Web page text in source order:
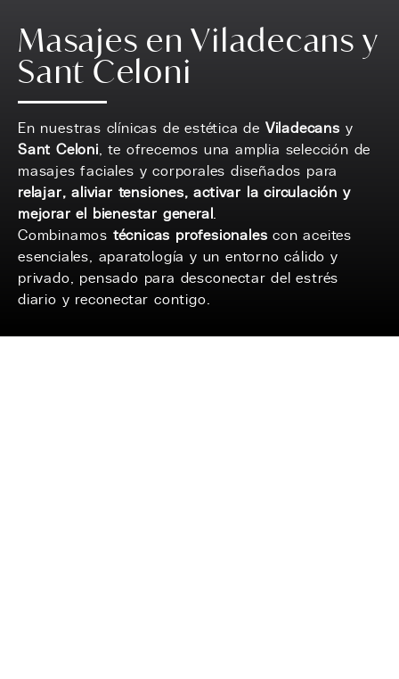
Masajes en Viladecans y
Sant Celoni
En nuestras clínicas de estética de Viladecans y
Sant Celoni , te ofrecemos una amplia selección de
masajes faciales y corporales diseñados para
relajar, aliviar tensiones, activar la circulación y
mejorar el bienestar general
Combinamos técnicas profesionales con aceites
esenciales, aparatología y un entorno cálido y
privado, pensado para desconectar del estrés
diario y reconectar contigo.